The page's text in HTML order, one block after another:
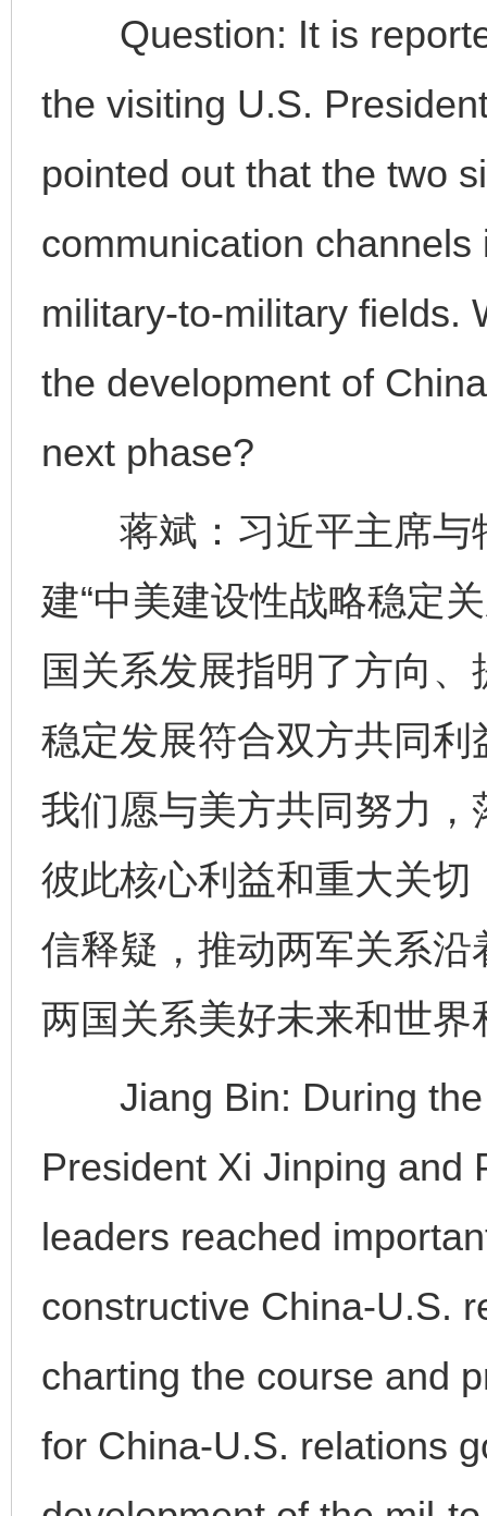
Question: It is
the visiting U.S.
pointed out that the two
communication
military-to-military fields.
the development of
next phase?
蒋斌：习近平主席与
建“中美建设性战略稳定
国关系发展指明了方向
稳定发展符合双方共同
我们愿与美方共同努力
彼此核心利益和重大关
信释疑，推动两军关系
两国关系美好未来和世
Jiang Bin: During the
President Xi Jinping and
leaders reached
constructive China-U.S.
charting the course and
for China-U.S. relations